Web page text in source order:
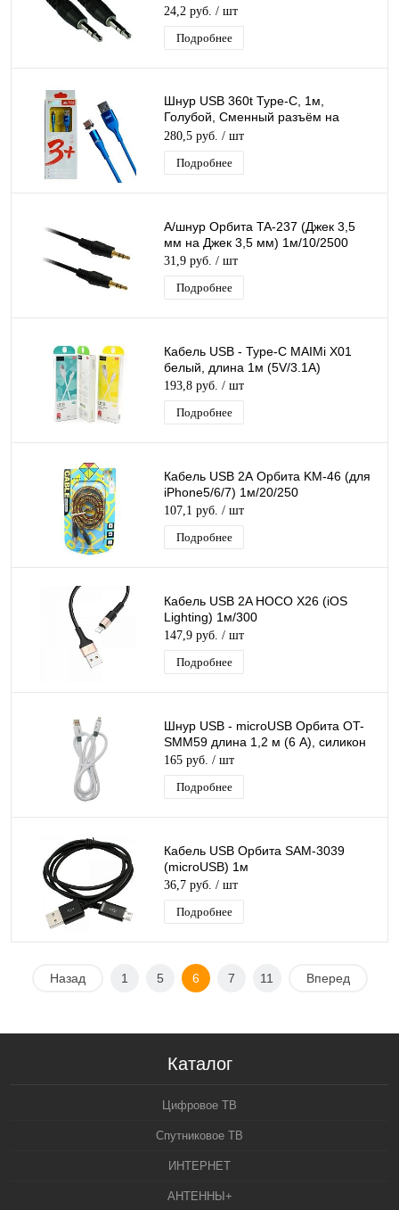
0.8м/20/2500
24,2 руб. / шт
Подробнее
Шнур USB 360t Type-C, 1м,
Голубой, Сменный разъём на
магните 360 градусов Силиконовый
280,5 руб. / шт
Подробнее
А/шнур Орбита TA-237 (Джек 3,5
мм на Джек 3,5 мм) 1м/10/2500
31,9 руб. / шт
Подробнее
Кабель USB - Type-C MAIMi X01
белый, длина 1м (5V/3.1A)
193,8 руб. / шт
Подробнее
Кабель USB 2А Орбита KM-46 (для
iPhone5/6/7) 1м/20/250
107,1 руб. / шт
Подробнее
Кабель USB 2A HOCO X26 (iOS
Lighting) 1м/300
147,9 руб. / шт
Подробнее
Шнур USB - microUSB Орбита OT-
SMM59 длина 1,2 м (6 А), силикон
165 руб. / шт
Подробнее
Кабель USB Орбита SAM-3039
(microUSB) 1м
36,7 руб. / шт
Подробнее
Назад 1 5 6 7 11 Вперед
Каталог
Цифровое ТВ
Спутниковое ТВ
ИНТЕРНЕТ
АНТЕННЫ+